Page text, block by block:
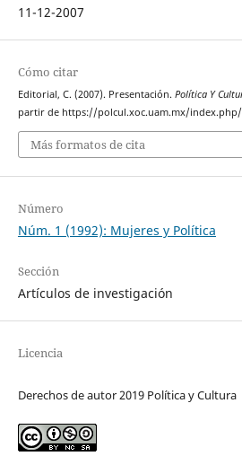
11-12-2007
Cómo citar
Editorial, C. (2007). Presentación. Política Y
partir de https://polcul.xoc.uam.mx/
Más formatos de cita
Número
Núm. 1 (1992): Mujeres y Política
Sección
Artículos de investigación
Licencia
Derechos de autor 2019 Política y Cultura